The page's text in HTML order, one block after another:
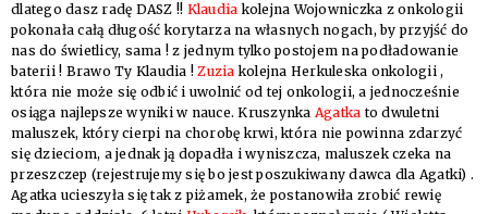
dlatego dasz radę DASZ !! Klaudia kolejna Wojowniczka z onkologii
pokonała całą długość korytarza na własnych nogach, by przyjść do
nas do świetlicy, sama ! z jednym tylko postojem na podładowanie
baterii ! Brawo Ty Klaudia ! Zuzia kolejna Herkuleska onkologii ,
która nie może się odbić i uwolnić od tej onkologii, a jednocześnie
osiąga najlepsze wyniki w nauce. Kruszynka Agatka to dwuletni
maluszek, który cierpi na chorobę krwi, która nie powinna zdarzyć
się dzieciom, a jednak ją dopadła i wyniszcza, maluszek czeka na
przeszczep (rejestrujemy się bo jest poszukiwany dawca dla Agatki) .
Agatka ucieszyła się tak z piżamek, że postanowiła zrobić rewię